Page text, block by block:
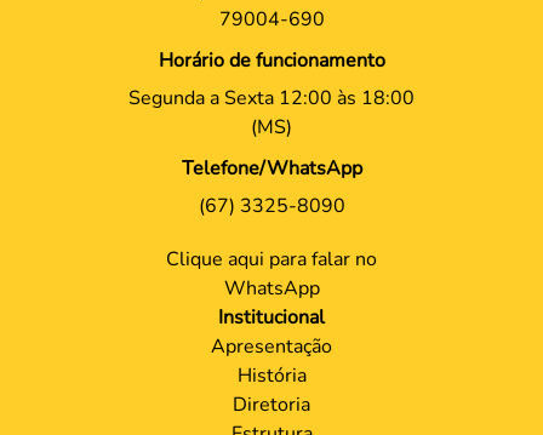
Endereço
Av. Rodolfo José Pinho, 66
Campo Grande - MS, CEP
79004-690
Horário de funcionamento
Segunda a Sexta 12:00 às 18:00
(MS)
Telefone/WhatsApp
(67) 3325-8090